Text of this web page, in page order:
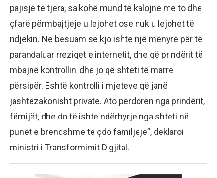
pajisje të tjera, sa kohë mund të kalojnë me to dhe
çfarë përmbajtjeje u lejohet ose nuk u lejohet të
ndjekin. Ne besuam se kjo ishte një mënyrë për të
parandaluar rreziqet e internetit, dhe që prindërit të
mbajnë kontrollin, dhe jo që shteti të marrë
përsipër. Është kontrolli i mjeteve që janë
jashtëzakonisht private. Ato përdoren nga prindërit,
fëmijët, dhe do të ishte ndërhyrje nga shteti në
punët e brendshme të çdo familjeje”, deklaroi
ministri i Transformimit Digjital.